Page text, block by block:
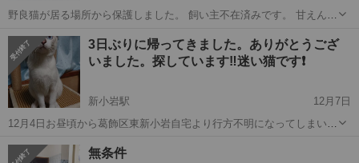
野良猫が居る場所から保護しました。 飼い主不在済みです。 甘えん坊
ショー柄で素敵な男の子です ( ＾ω＾ ) まだまだ若い子だと思います。
...
東京 葛飾区 新小岩駅 ワクチン
3日ぶりに帰ってきました。ありがとうござ
いました。探しています‼️迷い猫です❗
新小岩駅
12月7日
12月4日お昼頃から葛飾区東新小岩自宅より行方不明になってしまいま
足の裏側あたりが焦げ茶色。 顔に茶色のトラ模様が少々。 瞳はブル
東京 葛飾区 新小岩駅
無条件